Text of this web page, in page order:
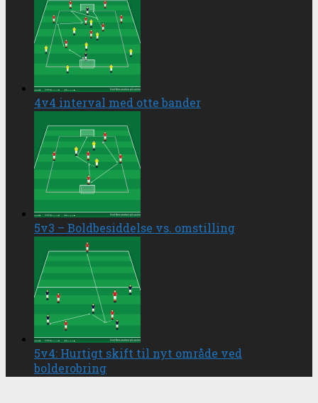
4v4 interval med otte bander
5v3 – Boldbesiddelse vs. omstilling
5v4: Hurtigt skift til nyt område ved
bolderobring